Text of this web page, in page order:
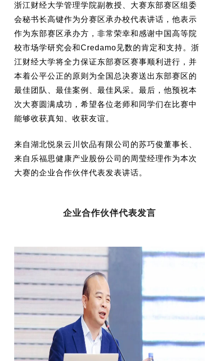
浙江财经大学管理学院副教授、 大赛东部赛区组委
会秘书长高键作为分赛区承办校代表讲话，他表示
作为东部赛区承办方，非常荣幸和感谢中国高等院
校市场学研究会和Credamo见数的肯定和支持。浙
江财经大学将全力保证东部赛区赛事顺利进行，并
本着公平公正的原则为全国总决赛送出东部赛区的
最佳团队、最佳案例、最佳风采。最后，他预祝本
次大赛圆满成功，希望各位老师和同学们在比赛中
能够收获真知、收获友谊。
来自湖北悦泉云川饮品有限公司的苏巧俊董事长、
来自乐福思健康产业股份公司的周莹经理作为本次
大赛的企业合作伙伴代表发表讲话。
企业合作伙伴代表发言